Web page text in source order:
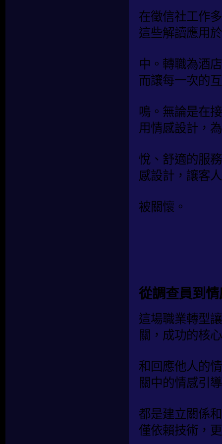
在徵信社工作
這些解讀應用
中。轉職為酒
而讓每一次的
鳴。無論是在
用情感設計，
悅、舒適的服
感設計，讓客
被關懷。
從調查員到
這場職業轉型
關，成功的核
和回應他人的
關中的情感引
都是建立關係
僅依賴技術，